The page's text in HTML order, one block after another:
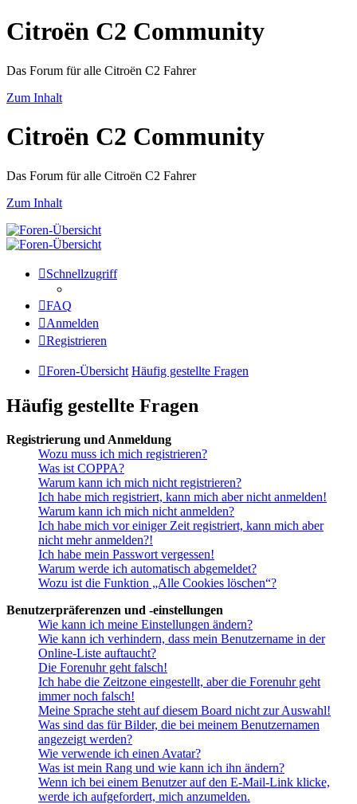
Citroën C2 Community
Das Forum für alle Citroën C2 Fahrer
Zum Inhalt
Citroën C2 Community
Das Forum für alle Citroën C2 Fahrer
Zum Inhalt
Schnellzugriff
FAQ
Anmelden
Registrieren
Foren-Übersicht Häufig gestellte Fragen
Häufig gestellte Fragen
Registrierung und Anmeldung
Wozu muss ich mich registrieren?
Was ist COPPA?
Warum kann ich mich nicht registrieren?
Ich habe mich registriert, kann mich aber nicht anmelden!
Warum kann ich mich nicht anmelden?
Ich habe mich vor einiger Zeit registriert, kann mich aber
nicht mehr anmelden?!
Ich habe mein Passwort vergessen!
Warum werde ich automatisch abgemeldet?
Wozu ist die Funktion „Alle Cookies löschen“?
Benutzerpräferenzen und -einstellungen
Wie kann ich meine Einstellungen ändern?
Wie kann ich verhindern, dass mein Benutzername in der
Online-Liste auftaucht?
Die Forenuhr geht falsch!
Ich habe die Zeitzone eingestellt, aber die Forenuhr geht
immer noch falsch!
Meine Sprache steht auf diesem Board nicht zur Auswahl!
Was sind das für Bilder, die bei meinem Benutzernamen
angezeigt werden?
Wie verwende ich einen Avatar?
Was ist mein Rang und wie kann ich ihn ändern?
Wenn ich bei einem Benutzer auf den E-Mail-Link klicke,
werde ich aufgefordert, mich anzumelden.